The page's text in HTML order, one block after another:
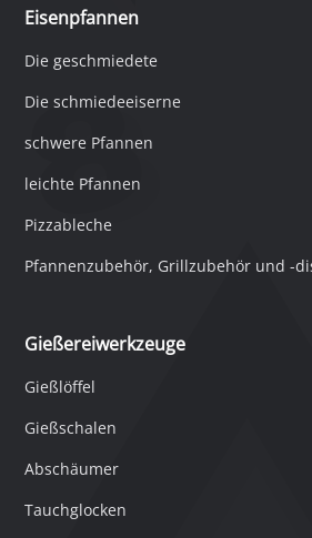
Eisenpfannen
Die geschmiedete
Die schmiedeeiserne
schwere Pfannen
leichte Pfannen
Pizzableche
Pfannenzubehör, Grillzubehör und -
Gießereiwerkzeuge
Gießlöffel
Gießschalen
Abschäumer
Tauchglocken